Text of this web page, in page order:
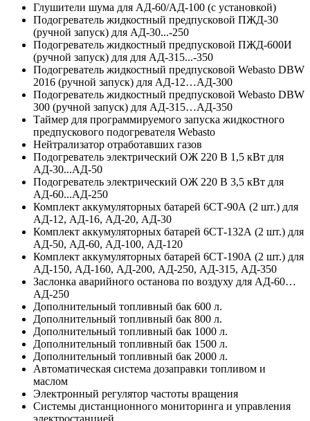
Глушители шума для АД-60/АД-100 (с установкой)
Подогреватель жидкостный предпусковой ПЖД-30
(ручной запуск) для АД-30...-250
Подогреватель жидкостный предпусковой ПЖД-600И
(ручной запуск) для для АД-315...-350
Подогреватель жидкостный предпусковой Webasto DBW
2016 (ручной запуск) для АД-12…АД-300
Подогреватель жидкостный предпусковой Webasto DBW
300 (ручной запуск) для АД-315…АД-350
Таймер для программируемого запуска жидкостного
предпускового подогревателя Webasto
Нейтрализатор отработавших газов
Подогреватель электрический ОЖ 220 В 1,5 кВт для
АД-30...АД-50
Подогреватель электрический ОЖ 220 В 3,5 кВт для
АД-60...АД-250
Комплект аккумуляторных батарей 6СТ-90А (2 шт.) для
АД-12, АД-16, АД-20, АД-30
Комплект аккумуляторных батарей 6СТ-132А (2 шт.) для
АД-50, АД-60, АД-100, АД-120
Комплект аккумуляторных батарей 6СТ-190А (2 шт.) для
АД-150, АД-160, АД-200, АД-250, АД-315, АД-350
Заслонка аварийного останова по воздуху для АД-60…
АД-250
Дополнительный топливный бак 600 л.
Дополнительный топливный бак 800 л.
Дополнительный топливный бак 1000 л.
Дополнительный топливный бак 1500 л.
Дополнительный топливный бак 2000 л.
Автоматическая система дозаправки топливом и
маслом
Электронный регулятор частоты вращения
Системы дистанционного мониторинга и управления
электростанцией